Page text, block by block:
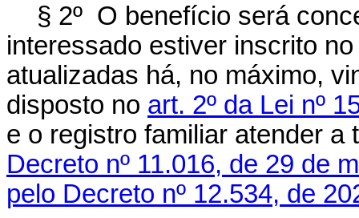
§ 2º O benefício será
interessado estiver inscrito
atualizadas há, no máximo,
disposto no art. 2º da Lei nº
e o registro familiar atender
Decreto nº 11.016, de 29 de
pelo Decreto nº 12.534, de